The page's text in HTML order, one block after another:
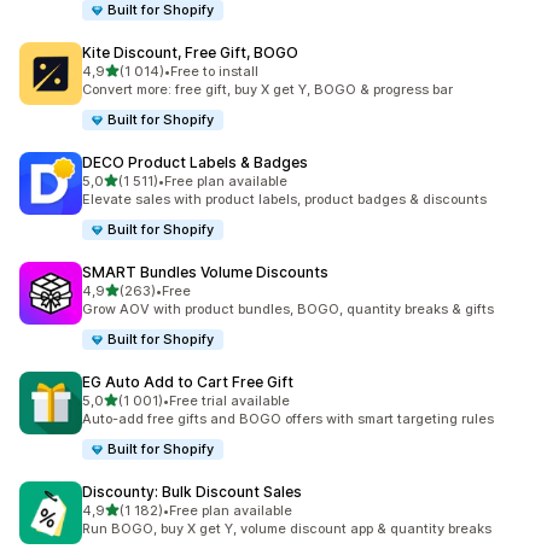
Built for Shopify
Kite Discount, Free Gift, BOGO
4,9av 5 stjerner
(1 014)
Totalt 1014 omtaler
•Free to install
Convert more: free gift, buy X get Y, BOGO & progress bar
Built for Shopify
DECO Product Labels & Badges
5,0av 5 stjerner
(1 511)
Totalt 1511 omtaler
•Free plan available
Elevate sales with product labels, product badges & discounts
Built for Shopify
SMART Bundles Volume Discounts
4,9av 5 stjerner
(263)
Totalt 263 omtaler
•Free
Grow AOV with product bundles, BOGO, quantity breaks & gifts
Built for Shopify
EG Auto Add to Cart Free Gift
5,0av 5 stjerner
(1 001)
Totalt 1001 omtaler
•Free trial available
Auto-add free gifts and BOGO offers with smart targeting rules
Built for Shopify
Discounty: Bulk Discount Sales
4,9av 5 stjerner
(1 182)
Totalt 1182 omtaler
•Free plan available
Run BOGO, buy X get Y, volume discount app & quantity breaks